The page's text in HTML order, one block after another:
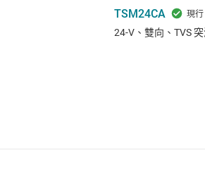
TSM24CA
24-V、雙向、TVS